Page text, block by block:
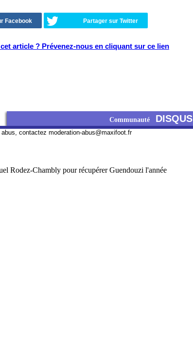
Facebook Partager sur Twitter
article ? Prévenez-nous en cliquant sur ce lien
Communauté DISQUS
abus, contactez moderation-abus@maxifoot.fr